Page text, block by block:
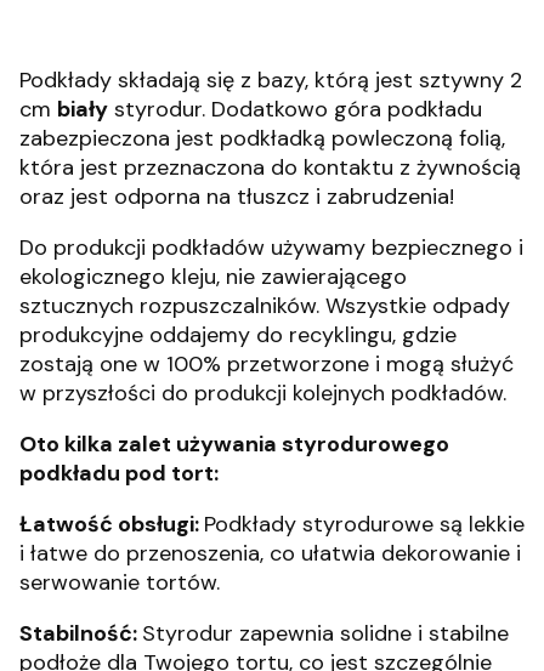
Podkłady składają się z bazy, którą jest sztywny 2
cm biały styrodur. Dodatkowo góra podkładu
zabezpieczona jest podkładką powleczoną folią,
która jest przeznaczona do kontaktu z żywnością
oraz jest odporna na tłuszcz i zabrudzenia!
Do produkcji podkładów używamy bezpiecznego i
ekologicznego kleju, nie zawierającego
sztucznych rozpuszczalników. Wszystkie odpady
produkcyjne oddajemy do recyklingu, gdzie
zostają one w 100% przetworzone i mogą służyć
w przyszłości do produkcji kolejnych podkładów.
Oto kilka zalet używania styrodurowego
podkładu pod tort:
Łatwość obsługi: Podkłady styrodurowe są lekkie
i łatwe do przenoszenia, co ułatwia dekorowanie i
serwowanie tortów.
Stabilność: Styrodur zapewnia solidne i stabilne
podłoże dla Twojego tortu, co jest szczególnie